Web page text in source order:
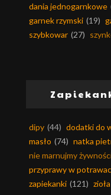
dania jednogarnkowe
garnek rzymski (19)
szybkowar (27)
dipy (44) dodatki do
masło (74) natka
nie marnujmy
przyprawy w
zapiekanki (121)